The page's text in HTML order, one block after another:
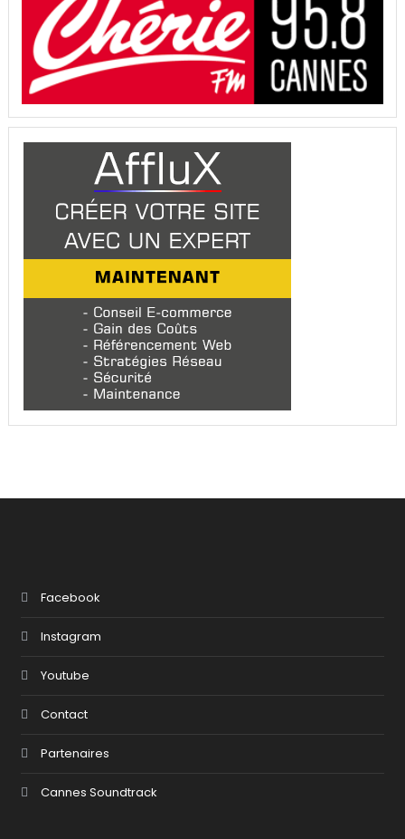
Facebook
Instagram
Youtube
Contact
Partenaires
Cannes Soundtrack